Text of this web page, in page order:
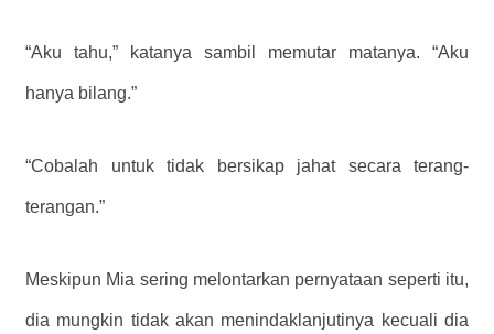
“Aku tahu,” katanya sambil memutar matanya. “Aku
hanya bilang.”
“Cobalah untuk tidak bersikap jahat secara terang-
terangan.”
Meskipun Mia sering melontarkan pernyataan seperti itu,
dia mungkin tidak akan menindaklanjutinya kecuali dia